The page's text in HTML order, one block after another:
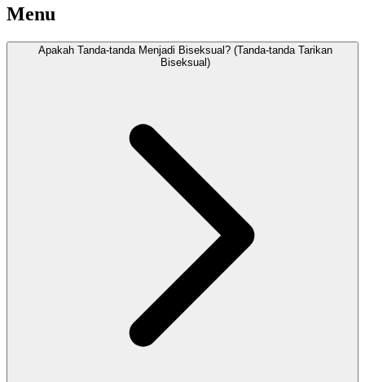
Menu
Apakah Tanda-tanda Menjadi Biseksual? (Tanda-tanda Tarikan
Biseksual)